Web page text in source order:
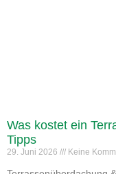
Was kostet ein
Tipps
29. Juni 2026 Keine